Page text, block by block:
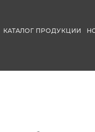
НОВОСТИ КОНТАКТЫ
предназначенное